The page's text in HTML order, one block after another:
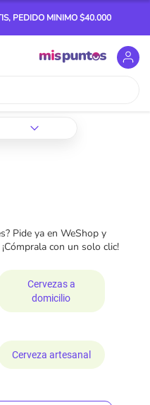
PEDIDO MINIMO $40.000
Pide ya en WeShop y
con un solo clic!
Cervezas a
domicilio
Cerveza artesanal